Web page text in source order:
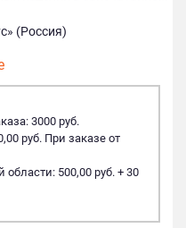
(Россия)
3000 руб.
руб. При заказе от
500,00 руб. + 30